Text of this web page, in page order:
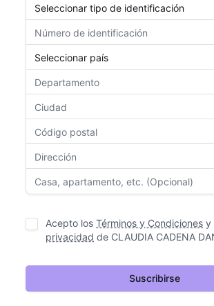
Acepto los Términos y Condiciones y
privacidad de CLAUDIA CADENA
Suscribirse